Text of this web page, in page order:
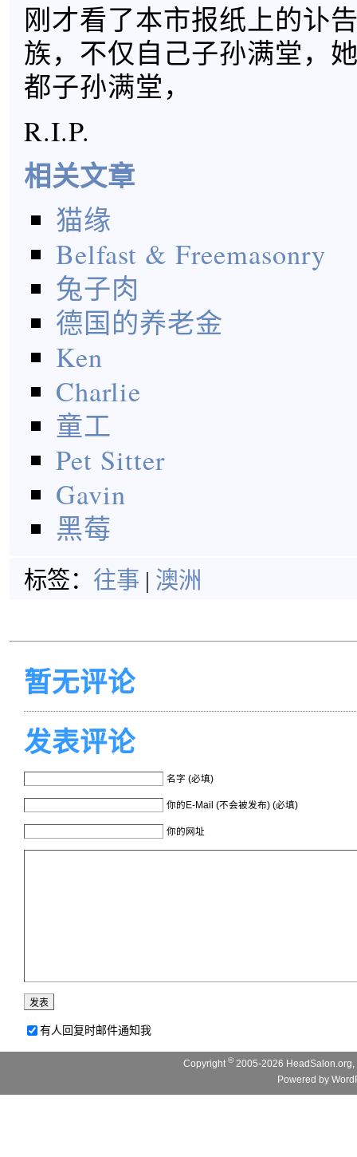
刚才看了本市报纸上的讣
族，不仅自己子孙满堂，
都子孙满堂，
R.I.P.
相关文章
猫缘
Belfast & Freemasonry
兔子肉
德国的养老金
Ken
Charlie
童工
Pet Sitter
Gavin
黑莓
标签： 往事 | 澳洲
暂无评论
发表评论
名字 (必填)
你的E-Mail (不会被发布) (必填)
你的网址
有人回复时邮件通知我
Copyright© 2005-2026
Powered by